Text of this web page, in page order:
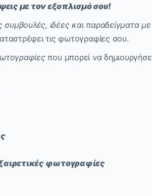
με τον εξοπλισμό σου!
συμβουλές, ιδέες και παραδείγματα με
τις φωτογραφίες σου.
που μπορεί να
φωτογραφίες